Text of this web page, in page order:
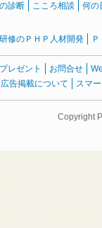
診断 こころ相談 何の
修のＰＨＰ人材開発
プレゼント お問合せ
広告掲載について スマ
Copyright